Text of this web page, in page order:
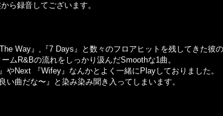
ら録音してございます。
Way』,『7 Days』と数々のフロアヒットを残してきた彼
ムR&Bの流れをしっかり汲んだSmoothな1曲。
やNext 『Wifey』なんかとよく一緒にPlayしておりました。
い曲だな〜』と染み染み聞き入ってしまいます。